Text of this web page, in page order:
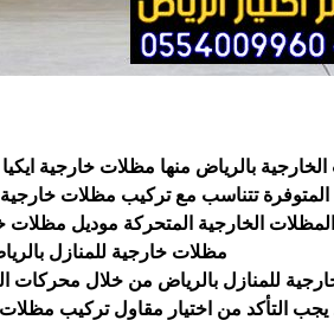
الخارجية بالرياض منها مظلات خارجية
المتوفرة تتناسب مع تركيب مظلات
الخارجية المتحركة موديل
مظلات خارجية للمنازل
للمنازل بالرياض من خلال محركات
التأكد من اختيار مقاول تركيب